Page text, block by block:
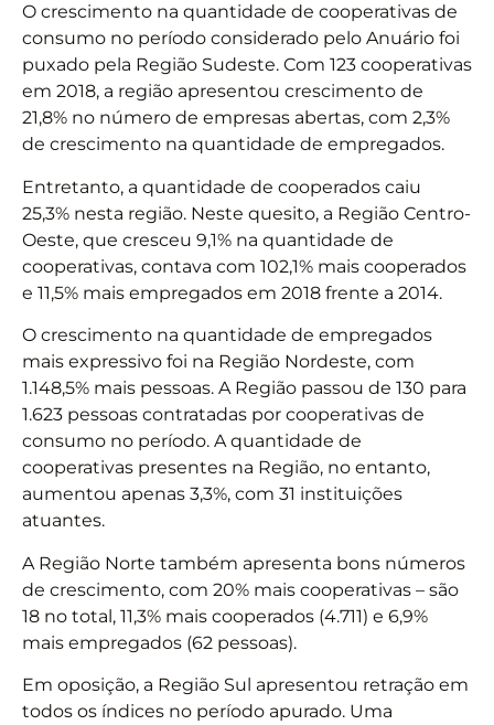
O crescimento na quantidade de cooperativas de
consumo no período considerado pelo Anuário foi
puxado pela Região Sudeste. Com 123 cooperativas
em 2018, a região apresentou crescimento de
21,8% no número de empresas abertas, com 2,3%
de crescimento na quantidade de empregados.
Entretanto, a quantidade de cooperados caiu
25,3% nesta região. Neste quesito, a Região Centro-
Oeste, que cresceu 9,1% na quantidade de
cooperativas, contava com 102,1% mais cooperados
e 11,5% mais empregados em 2018 frente a 2014.
O crescimento na quantidade de empregados
mais expressivo foi na Região Nordeste, com
1.148,5% mais pessoas. A Região passou de 130 para
1.623 pessoas contratadas por cooperativas de
consumo no período. A quantidade de
cooperativas presentes na Região, no entanto,
aumentou apenas 3,3%, com 31 instituições
atuantes.
A Região Norte também apresenta bons números
de crescimento, com 20% mais cooperativas – são
18 no total, 11,3% mais cooperados (4.711) e 6,9%
mais empregados (62 pessoas).
Em oposição, a Região Sul apresentou retração em
todos os índices no período apurado. Uma